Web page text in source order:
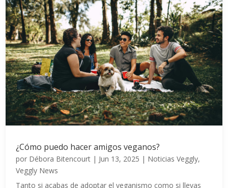
¿Cómo puedo hacer amigos veganos?
por Débora Bitencourt | Jun 13, 2025 | Noticias Veggly,
Veggly News
Tanto si acabas de adoptar el veganismo como si llevas